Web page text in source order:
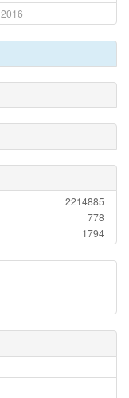
2016
2214885
778
1794